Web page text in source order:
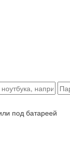
под батареей